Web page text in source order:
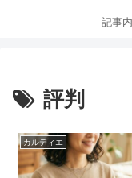
記事
評判
カルティエ